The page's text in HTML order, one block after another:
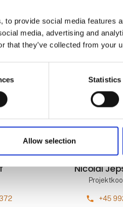
to provide social media features
media, advertising and
that they’ve collected from your
Statistics
Allow selection
Nicolai
phone +45